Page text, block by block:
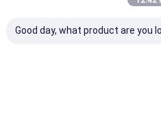
Good day, what product are you